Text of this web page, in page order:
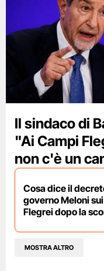
Il sindaco di
"Ai Campi
non c'è un
Cosa dice il
governo Meloni
Flegrei dopo la
MOSTRA ALTRO